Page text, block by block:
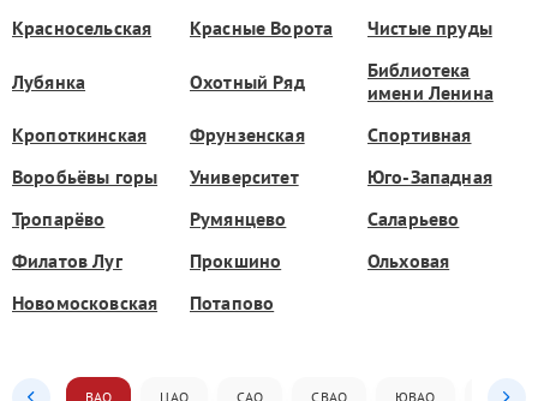
Красносельская
Красные Ворота Чистые пруды
Лубянка Охотный Ряд
Библиотека
имени Ленина
Кропоткинская
Фрунзенская
Спортивная
Воробьёвы горы
Университет
Юго-Западная
Тропарёво
Румянцево
Саларьево
Филатов Луг
Прокшино
Ольховая
Новомосковская
Потапово
ВАО ЦАО САО СВАО ЮВАО ЮАО